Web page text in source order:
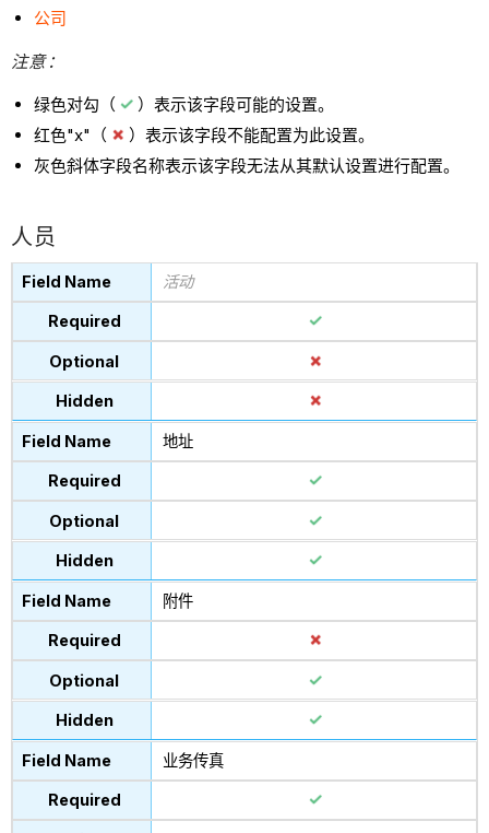
公司
注意：
绿色对勾（
）表示该字段可能的设置。
红色"x"（
）表示该字段不能配置为此设置。
灰色斜体字段名称表示该字段无法从其默认设置进行配置。
人员
活动
地址
附件
业务传真